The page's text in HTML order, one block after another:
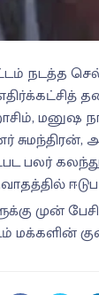
மனுஷ
பலர்
முன்